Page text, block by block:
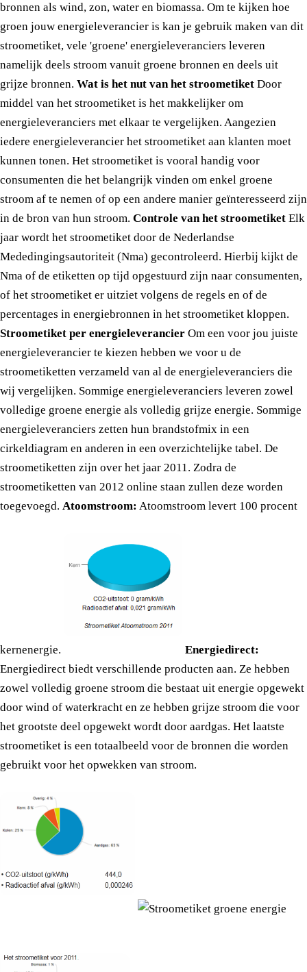
bronnen als wind, zon, water en biomassa. Om te kijken hoe
groen jouw energieleverancier is kan je gebruik maken van dit
stroometiket, vele 'groene' energieleveranciers leveren
namelijk deels stroom vanuit groene bronnen en deels uit
grijze bronnen. Wat is het nut van het stroometiket Door
middel van het stroometiket is het makkelijker om
energieleveranciers met elkaar te vergelijken. Aangezien
iedere energieleverancier het stroometiket aan klanten moet
kunnen tonen. Het stroometiket is vooral handig voor
consumenten die het belangrijk vinden om enkel groene
stroom af te nemen of op een andere manier geïnteresseerd zijn
in de bron van hun stroom. Controle van het stroometiket Elk
jaar wordt het stroometiket door de Nederlandse
Mededingingsautoriteit (Nma) gecontroleerd. Hierbij kijkt de
Nma of de etiketten op tijd opgestuurd zijn naar consumenten,
of het stroometiket er uitziet volgens de regels en of de
percentages in energiebronnen in het stroometiket kloppen.
Stroometiket per energieleverancier Om een voor jou juiste
energieleverancier te kiezen hebben we voor u de
stroometiketten verzameld van al de energieleveranciers die
wij vergelijken. Sommige energieleveranciers leveren zowel
volledige groene energie als volledig grijze energie. Sommige
energieleveranciers zetten hun brandstofmix in een
cirkeldiagram en anderen in een overzichtelijke tabel. De
stroometiketten zijn over het jaar 2011. Zodra de
stroometiketten van 2012 online staan zullen deze worden
toegevoegd. Atoomstroom: Atoomstroom levert 100 procent
kernenergie.
Energiedirect:
Energiedirect biedt verschillende producten aan. Ze hebben
zowel volledig groene stroom die bestaat uit energie opgewekt
door wind of waterkracht en ze hebben grijze stroom die voor
het grootste deel opgewekt wordt door aardgas. Het laatste
stroometiket is een totaalbeeld voor de bronnen die worden
gebruikt voor het opwekken van stroom.